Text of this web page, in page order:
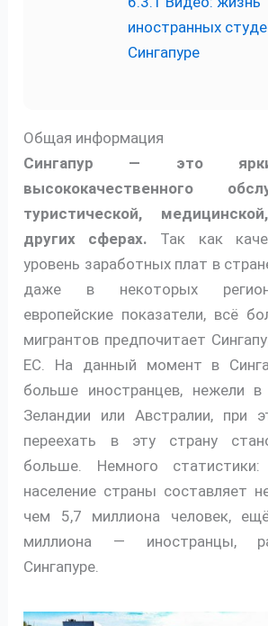
иностранных
Сингапуре
Общая информация
Сингапур — это
высококачественного
туристической,
других сферах. Так как
уровень заработных плат в
даже в некоторых
европейские показатели, всё
мигрантов предпочитает
ЕС. На данный момент в
больше иностранцев, нежели
Зеландии или Австралии, при
переехать в эту страну
больше. Немного
население страны составляет
чем 5,7 миллиона человек,
миллиона — иностранцы,
Сингапуре.